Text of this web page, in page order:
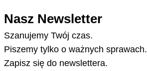
Nasz Newsletter
Szanujemy Twój czas.
Piszemy tylko o ważnych sprawach.
Zapisz się do newslettera.